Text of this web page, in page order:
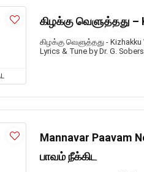
கிழக்கு வெளுத்தது –
கிழக்கு வெளுத்தது -
Lyrics & Tune by Dr. G.
Mannavar
பாவம் நீக்கிட